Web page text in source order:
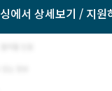
에서 상세보기 / 지원